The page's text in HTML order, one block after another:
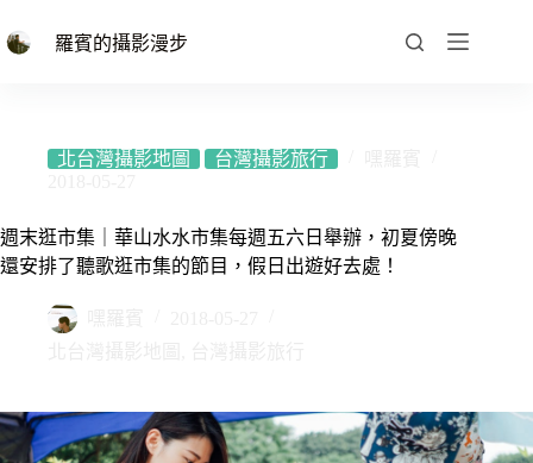
至
羅賓的攝影漫步
北台灣攝影地圖 台灣攝影旅行
週末逛市集｜華山水水市集每週五六日舉辦，初夏傍晚
還安排了聽歌逛市集的節目，假日出遊好去處！